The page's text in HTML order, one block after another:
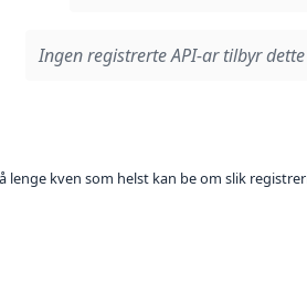
Ingen registrerte API-ar tilbyr
kven som helst kan be om slik